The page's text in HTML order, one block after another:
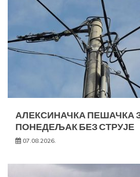
АЛЕКСИНАЧКА ПЕШАЧКА
ПОНЕДЕЉАК БЕЗ СТРУЈЕ
07.08.2026.